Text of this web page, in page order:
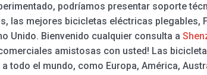
podríamos presentar soporte
las mejores bicicletas eléctricas plegables,
Unido. Bienvenido cualquier consulta a
amistosas con usted! Las
el mundo, como Europa, América,